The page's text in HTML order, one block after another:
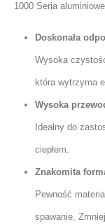
1000 Seria
Doskonała
Wysoka
która wytrzyma
Wysoka
Idealny do
ciepłem.
Znakomita
Pewność
spawanie,